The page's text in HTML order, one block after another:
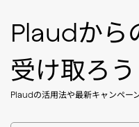
Plaudから
受け取ろう
Plaudの活用法や最新キャンペー